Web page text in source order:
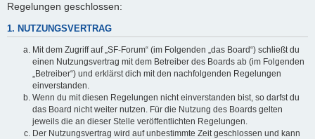
Regelungen geschlossen:
1. NUTZUNGSVERTRAG
Mit dem Zugriff auf „SF-Forum“ (im Folgenden „das Board“) schließt du
einen Nutzungsvertrag mit dem Betreiber des Boards ab (im Folgenden
„Betreiber“) und erklärst dich mit den nachfolgenden Regelungen
einverstanden.
Wenn du mit diesen Regelungen nicht einverstanden bist, so darfst du
das Board nicht weiter nutzen. Für die Nutzung des Boards gelten
jeweils die an dieser Stelle veröffentlichten Regelungen.
Der Nutzungsvertrag wird auf unbestimmte Zeit geschlossen und kann